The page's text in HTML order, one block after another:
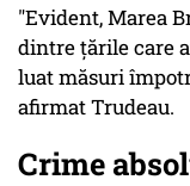
"Evident, Marea
dintre ţările care
luat măsuri
afirmat Trudeau.
Crime